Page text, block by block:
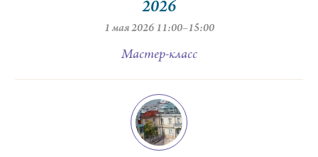
2026
1 мая 2026 11:00–15:00
Мастер-класс